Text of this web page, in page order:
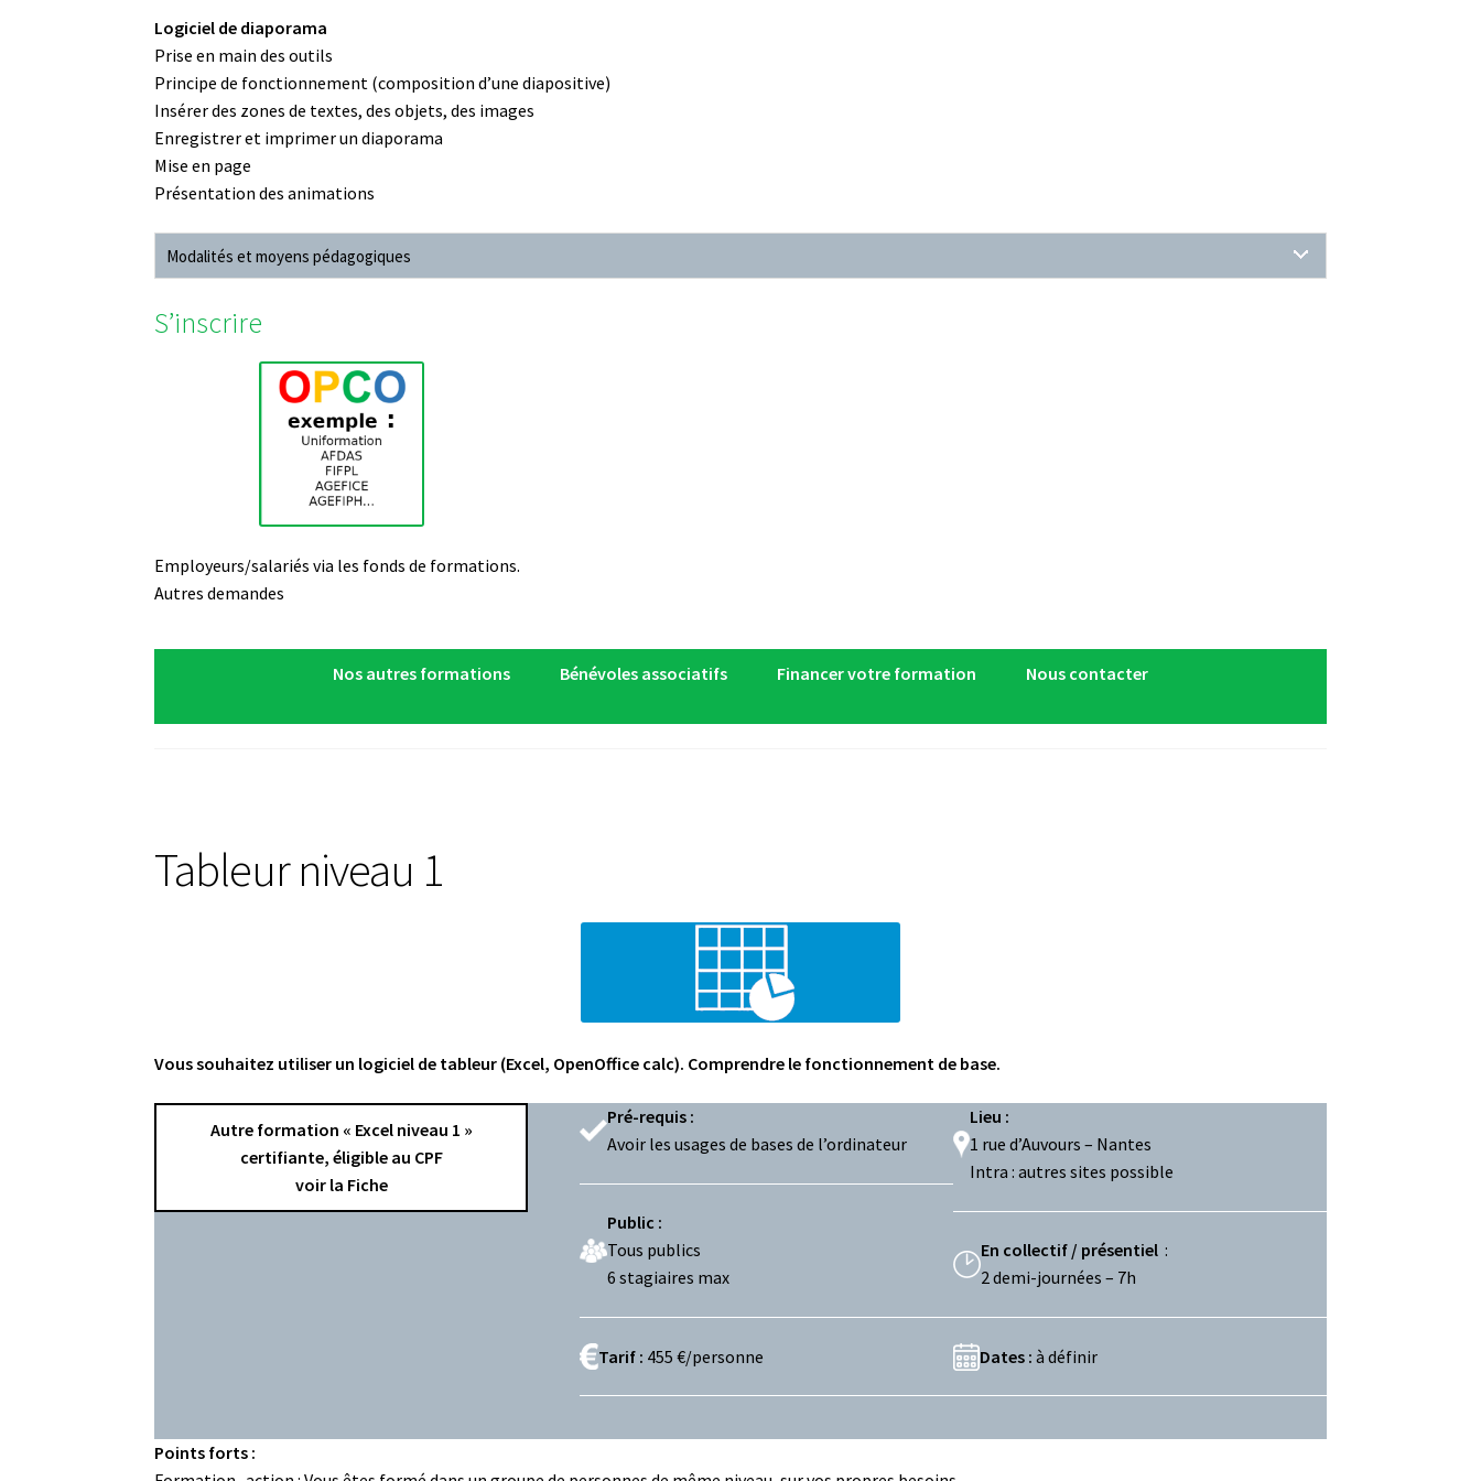
Logiciel de diaporama
Prise en main des outils
Principe de fonctionnement (composition d’une diapositive)
Insérer des zones de textes, des objets, des images
Enregistrer et imprimer un diaporama
Mise en page
Présentation des animations
Modalités et moyens pédagogiques
S’inscrire
Employeurs/salariés via les fonds de formations.
Autres demandes
Nos autres formations Bénévoles associatifs Financer votre formation Nous contacter
Tableur niveau 1
Vous souhaitez utiliser un logiciel de tableur (Excel, OpenOffice calc). Comprendre le fonctionnement de base.
Autre formation « Excel niveau 1 »
certifiante, éligible au CPF
voir la Fiche
Pré-requis :
Avoir les usages de bases de l’ordinateur
Public :
Tous publics
6 stagiaires max
Tarif : 455 €/personne
Lieu :
1 rue d’Auvours – Nantes
Intra : autres sites possible
En collectif / présentiel :
2 demi-journées – 7h
Dates : à définir
Points forts :